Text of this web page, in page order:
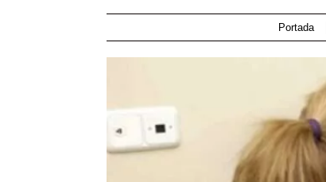
Portada